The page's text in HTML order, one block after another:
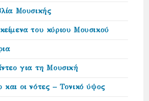
Μουσικής
του κύριου Μουσικού
για τη Μουσική
οι νότες – Τονικό ύψος